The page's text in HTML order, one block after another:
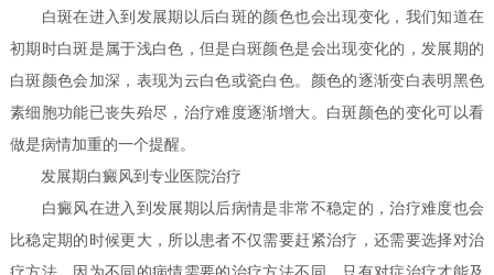
白斑在进入到发展期以后白斑的颜色也会出现变化，我们知道在
初期时白斑是属于浅白色，但是白斑颜色是会出现变化的，发展期的
白斑颜色会加深，表现为云白色或瓷白色。颜色的逐渐变白表明黑色
素细胞功能已丧失殆尽，治疗难度逐渐增大。白斑颜色的变化可以看
做是病情加重的一个提醒。
发展期白癜风到专业医院治疗
白癜风在进入到发展期以后病情是非常不稳定的，治疗难度也会
比稳定期的时候更大，所以患者不仅需要赶紧治疗，还需要选择对治